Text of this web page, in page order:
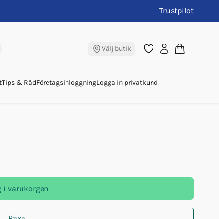
Trustpilot
Välj butik
Tips & RådFöretagsinloggningLogga in privatkund
i varukorgen